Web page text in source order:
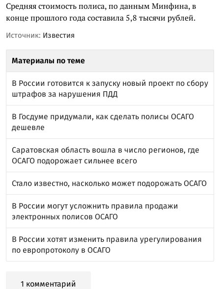
Средняя стоимость полиса, по данным Минфина, в
конце прошлого года составила 5,8 тысячи рублей.
Источник: Известия
Материалы по теме
В России готовится к запуску новый проект по сбору
штрафов за нарушения ПДД
В Госдуме придумали, как сделать полисы ОСАГО
дешевле
Саратовская область вошла в число регионов, где
ОСАГО подорожает сильнее всего
Стало известно, насколько может подорожать ОСАГО
В России могут усложнить правила продажи
электронных полисов ОСАГО
В России хотят изменить правила урегулирования
по европротоколу в ОСАГО
1 комментарий